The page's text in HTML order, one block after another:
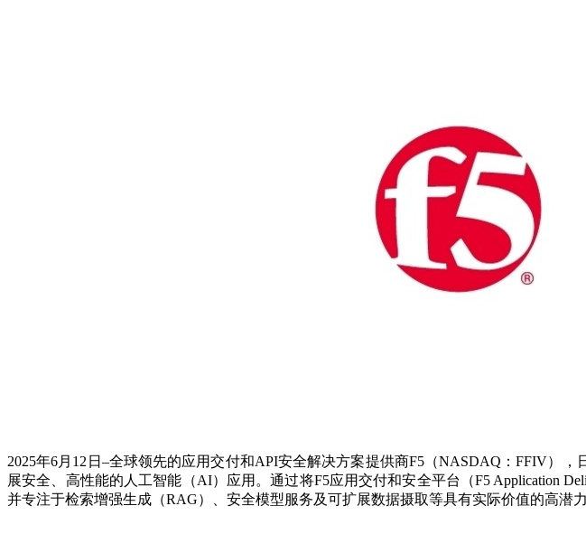
2025年6月12日–全球领先的应用交付和API安全解决方案提供商F5（NASDAQ：FFIV），
展安全、高性能的人工智能（AI）应用。通过将F5应用交付和安全平台（F5 Application
并专注于检索增强生成（RAG）、安全模型服务及可扩展数据摄取等具有实际价值的高潜力